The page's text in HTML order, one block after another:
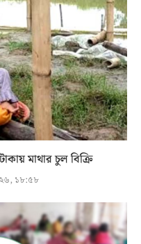
মাথার চুল বিক্রি
১৮:৫৮